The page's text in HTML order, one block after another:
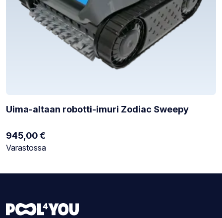
Uima-altaan robotti-imuri Zodiac Sweepy
945,00€
Varastotilanne:
Varastossa